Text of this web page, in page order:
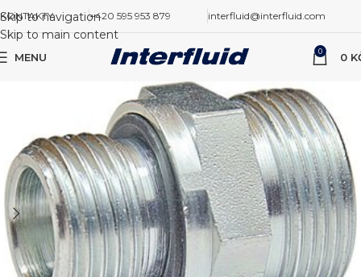
Skip to navigation
Skip to main content
KONTAKTY +420 595 953 879 interfluid@interfluid.com
MENU 0 0